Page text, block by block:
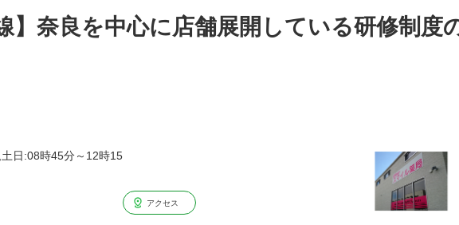
】奈良を中心に店舗展開している研修制度
日:08時45分～12時15
アクセス